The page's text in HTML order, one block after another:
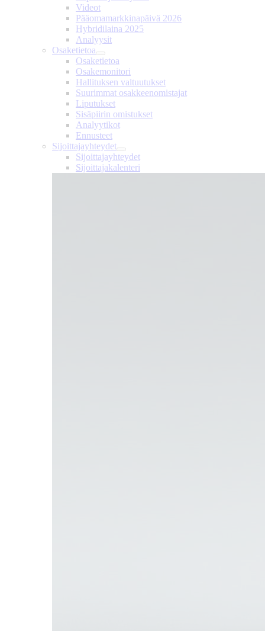
Videot
Pääomamarkkinapäivä 2026
Hybridilaina 2025
Analyysit
Osaketietoa
Osaketietoa
Osakemonitori
Hallituksen valtuutukset
Suurimmat osakkeenomistajat
Liputukset
Sisäpiirin omistukset
Analyytikot
Ennusteet
Sijoittajayhteydet
Sijoittajayhteydet
Sijoittajakalenteri